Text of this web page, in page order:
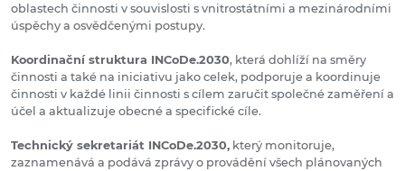
oblastech činnosti v souvislosti s vnitrostátními a mezinárodními
úspěchy a osvědčenými postupy.
Koordinační struktura INCoDe.2030, která dohlíží na směry
činnosti a také na iniciativu jako celek, podporuje a koordinuje
činnosti v každé linii činnosti s cílem zaručit společné zaměření a
účel a aktualizuje obecné a specifické cíle.
Technický sekretariát INCoDe.2030, který monitoruje,
zaznamenává a podává zprávy o provádění všech plánovaných